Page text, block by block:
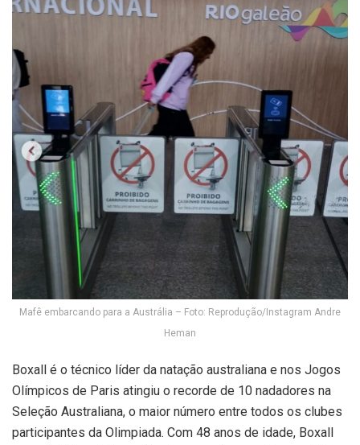
Mafê embarcando para a Austrália – Foto: Reprodução/Instagram Andre
Heman
Boxall é o técnico líder da natação australiana e nos Jogos
Olímpicos de Paris atingiu o recorde de 10 nadadores na
Seleção Australiana, o maior número entre todos os clubes
participantes da Olimpiada. Com 48 anos de idade, Boxall